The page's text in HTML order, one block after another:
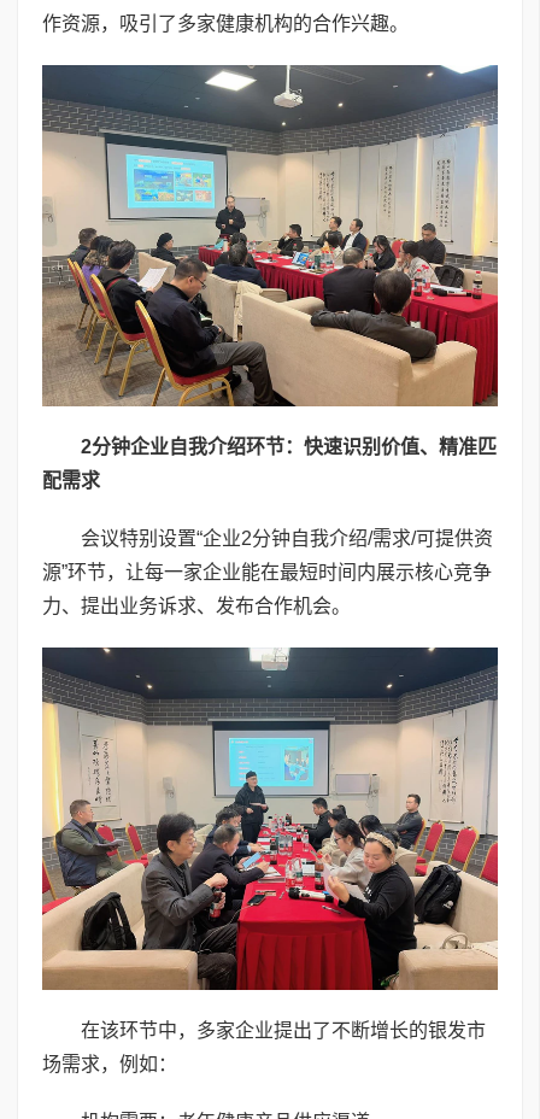
作资源，吸引了多家健康机构的合作兴趣。
2分钟企业自我介绍环节：快速识别价值、精准匹
配需求
会议特别设置“企业2分钟自我介绍/需求/可提供资
源”环节，让每一家企业能在最短时间内展示核心竞争
力、提出业务诉求、发布合作机会。
在该环节中，多家企业提出了不断增长的银发市
场需求，例如：